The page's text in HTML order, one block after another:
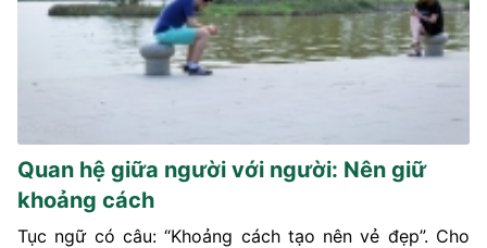
Quan hệ giữa người với người: Nên giữ
khoảng cách
Tục ngữ có câu: “Khoảng cách tạo nên vẻ đẹp”. Cho